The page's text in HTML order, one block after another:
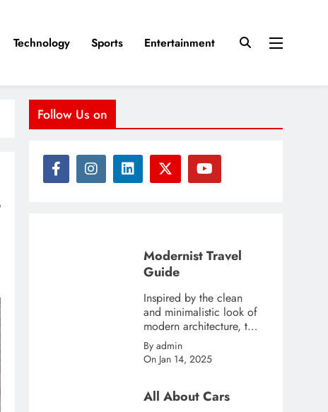
Technology Sports Entertainment
Follow Us on
Modernist Travel
Guide
Inspired by the clean
and minimalistic look of
modern architecture, this
template is great for
creating stories about
urban and city tourism.
By admin
On Jan 14, 2025
All About Cars